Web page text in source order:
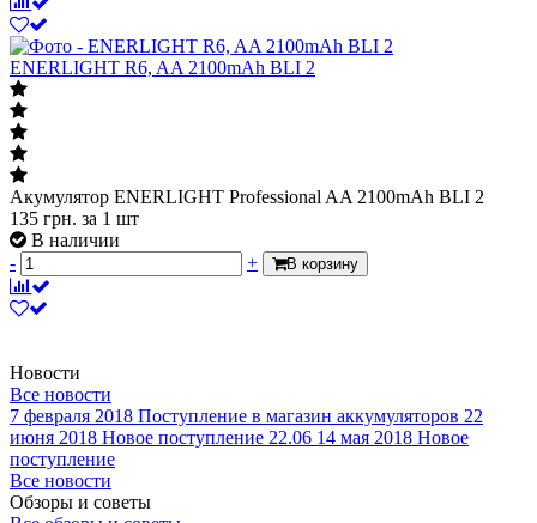
ENERLIGHT R6, AA 2100mAh BLI 2
Акумулятор ENERLIGHT Professional AA 2100mAh BLI 2
135 грн. за 1 шт
В наличии
-
+ В корзину
Новости
Все новости
7 февраля 2018 Поступление в магазин аккумуляторов 22
июня 2018 Новое поступление 22.06 14 мая 2018 Новое
поступление
Все новости
Обзоры и советы